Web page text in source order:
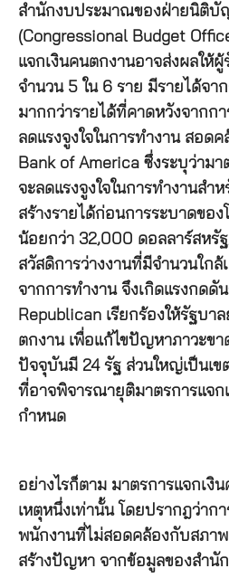
สำนักงบประมาณของฝ่ายนิติ
(Congressional Budget
แจกเงินคนตกงานอาจส่งผลให้ผู้
จำนวน 5 ใน 6 ราย มีรายได้จา
มากกว่ารายได้ที่คาดหวังจากก
ลดแรงจูงใจในการทำงาน สอด
Bank of America ซึ่งระบุว่ามา
จะลดแรงจูงใจในการทำงานสำ
สร้างรายได้ก่อนการระบาดของ
น้อยกว่า 32,000 ดอลลาร์สหรั
สวัสดิการว่างงานที่มีจำนวนใก
จากการทำงาน จึงเกิดแรงกดดั
Republican เรียกร้องให้รัฐบา
ตกงาน เพื่อแก้ไขปัญหาภาวะขา
ปัจจุบันมี 24 รัฐ ส่วนใหญ่เป็นเ
ที่อาจพิจารณายุติมาตรการแจก
กำหนด
อย่างไรก็ตาม มาตรการแจกเงิ
เหตุหนึ่งเท่านั้น โดยปรากฎว่าก
พนักงานที่ไม่สอดคล้องกับสภา
สร้างปัญหา จากข้อมูลของสำนั